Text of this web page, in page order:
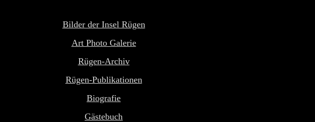
Bilder der Insel Rügen
Art Photo Galerie
Rügen-Archiv
Rügen-Publikationen
Biografie
Gästebuch